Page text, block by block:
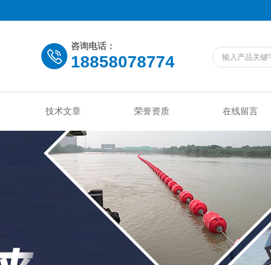
咨询电话：
18858078774
技术文章 荣誉资质 在线留言